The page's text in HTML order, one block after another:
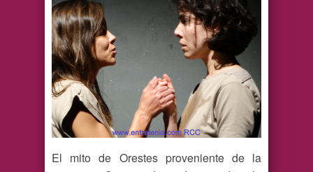
El mito de Orestes proveniente de la